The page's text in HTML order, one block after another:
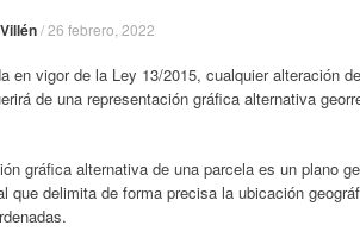
/26 febrero, 2022
en vigor de la Ley 13/2015, cualquier alteración
de una representación gráfica alternativa
gráfica alternativa de una parcela es un plano
que delimita de forma precisa la ubicación